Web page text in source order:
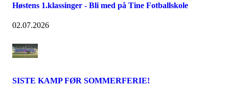
Høstens 1.klassinger - Bli med på Tine Fotballskole
02.07.2026
SISTE KAMP FØR SOMMERFERIE!